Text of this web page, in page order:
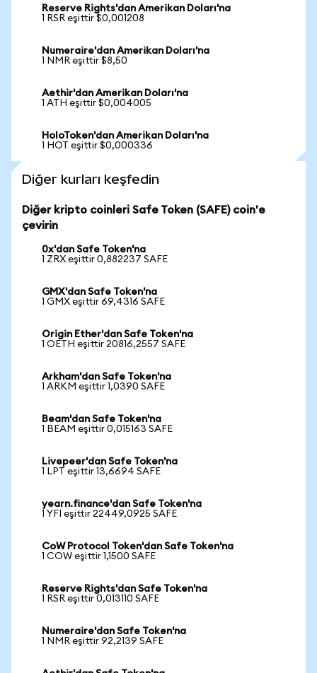
Reserve Rights'dan Amerikan Doları'na
1 RSR eşittir $0,001208
Numeraire'dan Amerikan Doları'na
1 NMR eşittir $8,50
Aethir'dan Amerikan Doları'na
1 ATH eşittir $0,004005
HoloToken'dan Amerikan Doları'na
1 HOT eşittir $0,000336
Diğer kurları keşfedin
Diğer kripto coinleri Safe Token (SAFE) coin'e
çevirin
0x'dan Safe Token'na
1 ZRX eşittir 0,882237 SAFE
GMX'dan Safe Token'na
1 GMX eşittir 69,4316 SAFE
Origin Ether'dan Safe Token'na
1 OETH eşittir 20816,2557 SAFE
Arkham'dan Safe Token'na
1 ARKM eşittir 1,0390 SAFE
Beam'dan Safe Token'na
1 BEAM eşittir 0,015163 SAFE
Livepeer'dan Safe Token'na
1 LPT eşittir 13,6694 SAFE
yearn.finance'dan Safe Token'na
1 YFI eşittir 22449,0925 SAFE
CoW Protocol Token'dan Safe Token'na
1 COW eşittir 1,1500 SAFE
Reserve Rights'dan Safe Token'na
1 RSR eşittir 0,013110 SAFE
Numeraire'dan Safe Token'na
1 NMR eşittir 92,2139 SAFE